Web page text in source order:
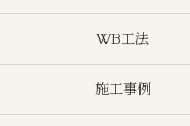
WB工法
施工事例